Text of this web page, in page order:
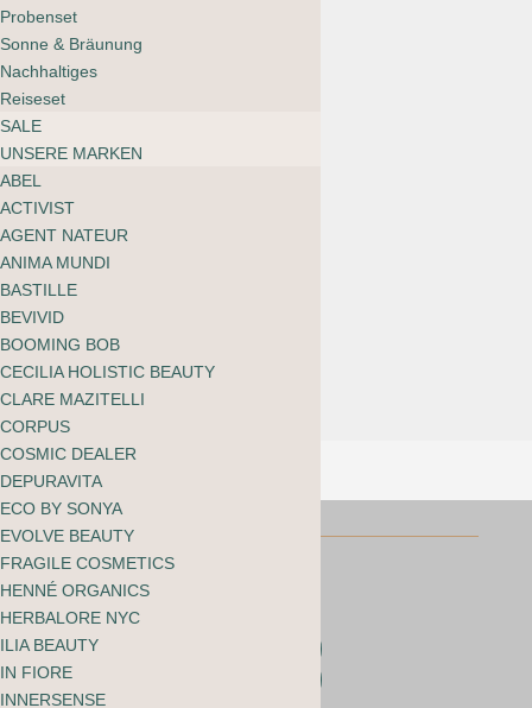
Corpus Body
Wash Nº Green
CHF
Innersense
Repair Mask
CHF
Probenset
Sonne & Bräunung
Nachhaltiges
Reiseset
SALE
UNSERE MARKEN
ABEL
ACTIVIST
AGENT NATEUR
ANIMA MUNDI
BASTILLE
BEVIVID
BOOMING BOB
CECILIA HOLISTIC BEAUTY
CLARE MAZITELLI
CORPUS
COSMIC DEALER
DEPURAVITA
ECO BY SONYA
EVOLVE BEAUTY
FRAGILE COSMETICS
HENNÉ ORGANICS
HERBALORE NYC
ILIA BEAUTY
IN FIORE
INNERSENSE